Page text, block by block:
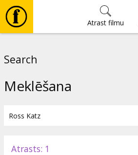
Atrast filmu
Search
Meklēšana
Atrasts: 1